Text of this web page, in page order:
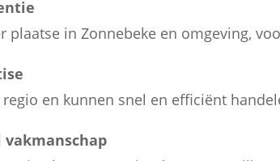
plaatse in Zonnebeke en omgeving,
en kunnen snel en efficiënt
vakmanschap